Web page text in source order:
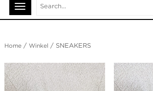
Home / Winkel / SNEAKERS